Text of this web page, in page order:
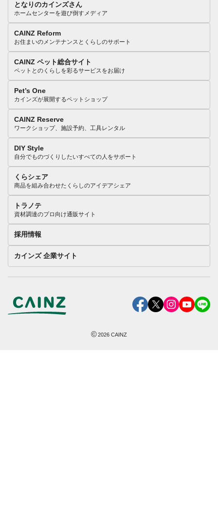
となりのカインズさん
ホームセンターを遊び倒すメディア
CAINZ Reform
お住まいのメンテナンスとくらしのサポート
CAINZ ペット総合サイト
ペットとのくらしを彩るサービスをお届け
Pet’s One
カインズが展開するペットショップ
CAINZ Reserve
ワークショップ、施設予約、工具レンタル
DIY Style
自分でものづくりしたいすべての人をサポート
くらシェア
商品を組み合わせたくらしのアイデアシェア
トラノテ
資材調達のプロ向け通販サイト
採用情報
カインズ 企業サイト
©2026 CAINZ